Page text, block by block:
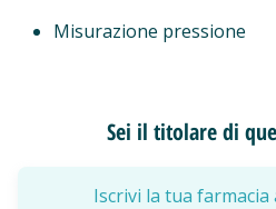
Misurazione pressione
Sei il titolare di
Iscrivi la tua